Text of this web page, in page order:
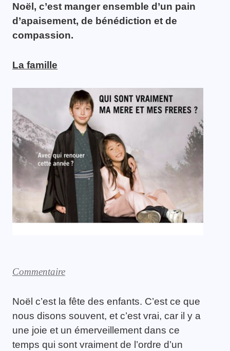
Noël, c’est manger ensemble d’un pain
d’apaisement, de bénédiction et de
compassion.
La famille
Commentaire
Noël c’est la fête des enfants. C’est ce que
nous disons souvent, et c’est vrai, car il y a
une joie et un émerveillement dans ce
temps qui sont vraiment de l’ordre d’un